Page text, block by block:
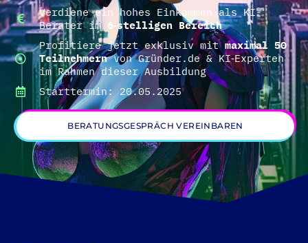
Verdiene ein hohes Einkommen als KI-
Berater im 6‑stelligen Bereich
Profitiere jetzt exklusiv mitmaximal 50
Teilnehmernvon Gründer.de & KI‑Experten
im Rahmen dieser Ausbildung
Starttermin: 20.05.2025
BERATUNGSGESPRÄCH VEREINBAREN